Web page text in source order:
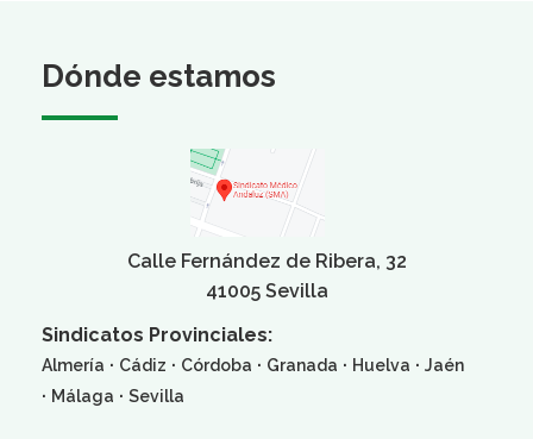
Dónde estamos
Calle Fernández de Ribera, 32
41005 Sevilla
Sindicatos Provinciales:
Almería · Cádiz · Córdoba · Granada · Huelva · Jaén
· Málaga · Sevilla